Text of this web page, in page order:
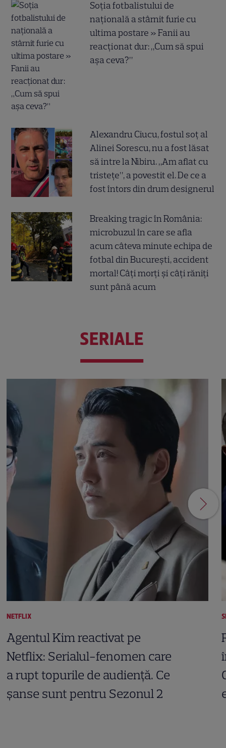
Soția fotbalistului de
națională a stârnit furie cu
ultima postare » Fanii au
reacționat dur: „Cum să spui
așa ceva?”
Alexandru Ciucu, fostul soț al
Alinei Sorescu, nu a fost lăsat
să intre la Nibiru. „Am aflat cu
tristețe”, a povestit el. De ce a
fost întors din drum designerul
Breaking tragic în România:
microbuzul în care se afla
acum câteva minute echipa de
fotbal din București, accident
mortal! Câți morți și câți răniți
sunt până acum
SERIALE
NETFLIX
Agentul Kim reactivat pe
Netflix: Serialul-fenomen care
a rupt topurile de audiență. Ce
șanse sunt pentru Sezonul 2